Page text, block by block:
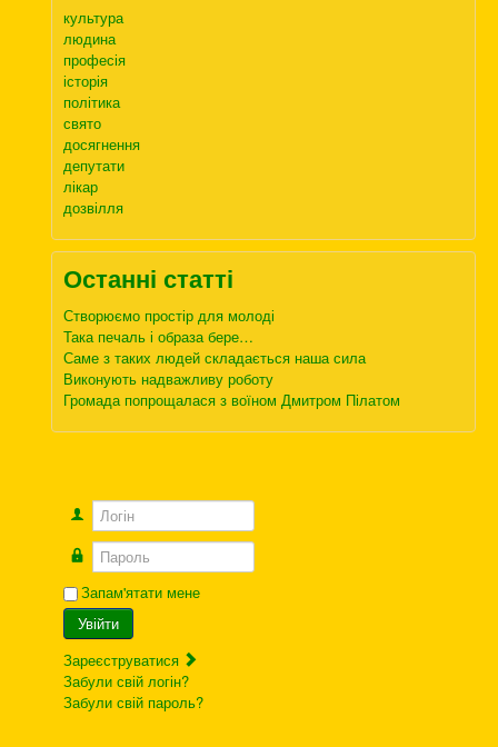
культура
людина
професія
історія
політика
свято
досягнення
депутати
лікар
дозвілля
Останні статті
Створюємо простір для молоді
Така печаль і образа бере…
Саме з таких людей складається наша сила
Виконують надважливу роботу
Громада попрощалася з воїном Дмитром Пілатом
Логін
Пароль
Запам'ятати мене
Увійти
Зареєструватися
Забули свій логін?
Забули свій пароль?